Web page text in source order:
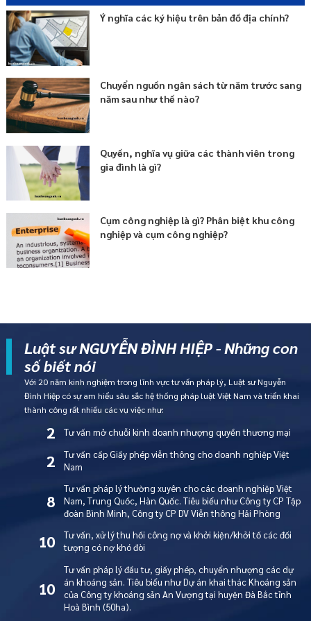
Ý nghĩa các ký hiệu trên bản đồ địa chính?
Chuyển nguồn ngân sách từ năm trước sang
năm sau như thế nào?
Quyền, nghĩa vụ giữa các thành viên trong
gia đình là gì?
Cụm công nghiệp là gì? Phân biệt khu công
nghiệp và cụm công nghiệp?
Luật sư NGUYỄN ĐÌNH HIỆP - Những con
số biết nói
Với 20 năm kinh nghiệm trong lĩnh vực tư vấn pháp lý, Luật sư Nguyễn
Đình Hiệp có sự am hiểu sâu sắc hệ thống pháp luật Việt Nam và triển khai
thành công rất nhiều các vụ việc như:
2 Tư vấn mở chuỗi kinh doanh nhượng quyền thương mại
2
Tư vấn cấp Giấy phép viễn thông cho doanh nghiệp Việt
Nam
8
Tư vấn pháp lý thường xuyên cho các doanh nghiệp Việt
Nam, Trung Quốc, Hàn Quốc. Tiêu biểu như Công ty CP Tập
đoàn Bình Minh, Công ty CP DV Viễn thông Hải Phòng
10
Tư vấn, xử lý thu hồi công nợ và khởi kiện/khởi tố các đối
tượng có nợ khó đòi
10
Tư vấn pháp lý đầu tư, giấy phép, chuyển nhượng các dự
án khoáng sản. Tiêu biểu như Dự án khai thác Khoáng sản
của Công ty khoáng sản An Vượng tại huyện Đà Bắc tỉnh
Hoà Bình (50ha).